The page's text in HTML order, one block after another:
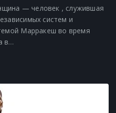
— человек , служившая
систем и
Марракеш во время
в…